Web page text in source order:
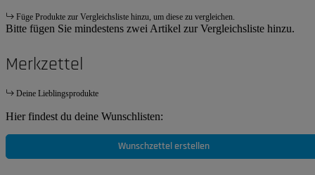
Füge Produkte zur Vergleichsliste hinzu, um diese zu vergleichen.
Bitte fügen Sie mindestens zwei Artikel zur Vergleichsliste hinzu.
Merkzettel
Deine Lieblingsprodukte
Hier findest du deine Wunschlisten:
Wunschzettel erstellen